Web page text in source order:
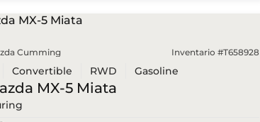
Cumming Inventario #T658928
Convertible RWD Gasoline
MX-5 Miata